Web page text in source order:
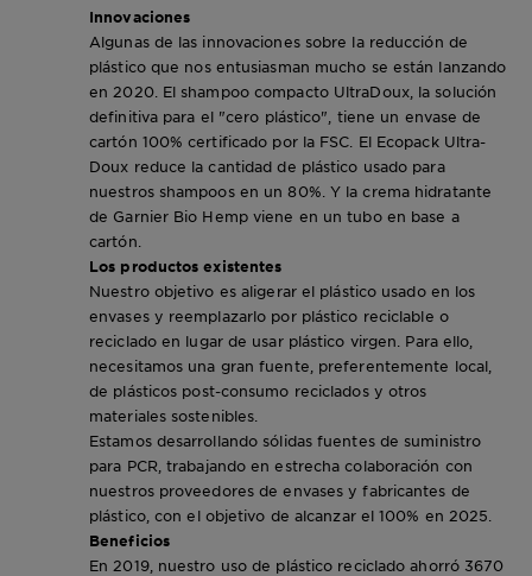
Innovaciones
Algunas de las innovaciones sobre la reducción de
plástico que nos entusiasman mucho se están lanzando
en 2020. El shampoo compacto UltraDoux, la solución
definitiva para el "cero plástico", tiene un envase de
cartón 100% certificado por la FSC. El Ecopack Ultra-
Doux reduce la cantidad de plástico usado para
nuestros shampoos en un 80%. Y la crema hidratante
de Garnier Bio Hemp viene en un tubo en base a
cartón.
Los productos existentes
Nuestro objetivo es aligerar el plástico usado en los
envases y reemplazarlo por plástico reciclable o
reciclado en lugar de usar plástico virgen. Para ello,
necesitamos una gran fuente, preferentemente local,
de plásticos post-consumo reciclados y otros
materiales sostenibles.
Estamos desarrollando sólidas fuentes de suministro
para PCR, trabajando en estrecha colaboración con
nuestros proveedores de envases y fabricantes de
plástico, con el objetivo de alcanzar el 100% en 2025.
Beneficios
En 2019, nuestro uso de plástico reciclado ahorró 3670